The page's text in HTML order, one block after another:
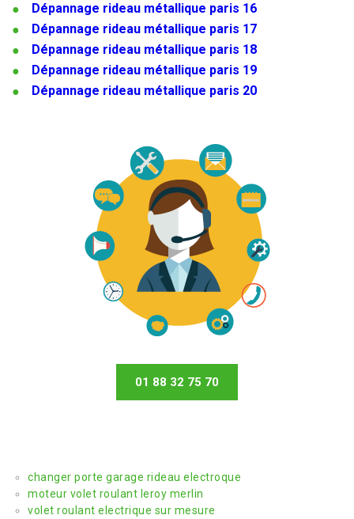
Dépannage rideau métallique paris 16
Dépannage rideau métallique paris 17
Dépannage rideau métallique paris 18
Dépannage rideau métallique paris 19
Dépannage rideau métallique paris 20
01 88 32 75 70
changer porte garage rideau electroque
moteur volet roulant leroy merlin
volet roulant electrique sur mesure